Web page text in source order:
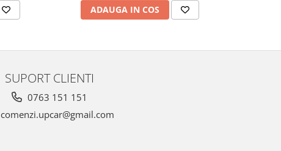
ADAUGA IN COS
SUPORT CLIENTI
0763 151 151
comenzi.upcar@gmail.com